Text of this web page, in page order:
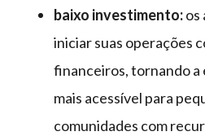
baixo investimento:os
iniciar suas operações
financeiros, tornando a
mais acessível para
comunidades com